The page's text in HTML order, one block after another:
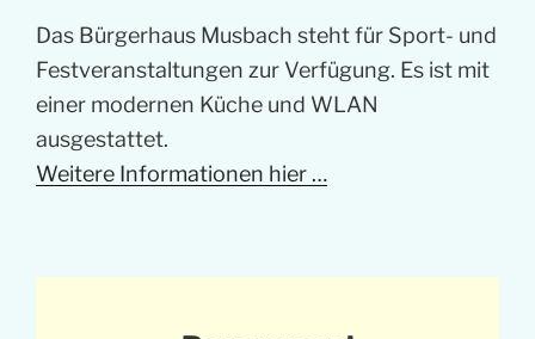
Das Bürgerhaus Musbach steht für Sport- und
Festveranstaltungen zur Verfügung. Es ist mit
einer modernen Küche und WLAN
ausgestattet.
Weitere Informationen hier …